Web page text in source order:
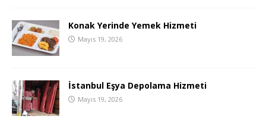
Konak Yerinde Yemek Hizmeti
Mayıs 19, 2026
İstanbul Eşya Depolama Hizmeti
Mayıs 19, 2026